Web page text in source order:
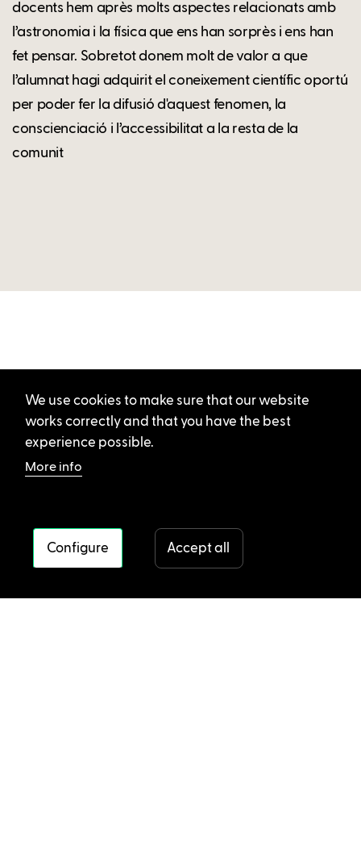
docents hem après molts aspectes relacionats amb
l’astronomia i la física que ens han sorprès i ens han
fet pensar. Sobretot donem molt de valor a que
l’alumnat hagi adquirit el coneixement científic oportú
per poder fer la difusió d'aquest fenomen, la
conscienciació i l’accessibilitat a la resta de la
comunit
We use cookies to make sure that our website
works correctly and that you have the best
experience possible.
More info
Configure Accept all